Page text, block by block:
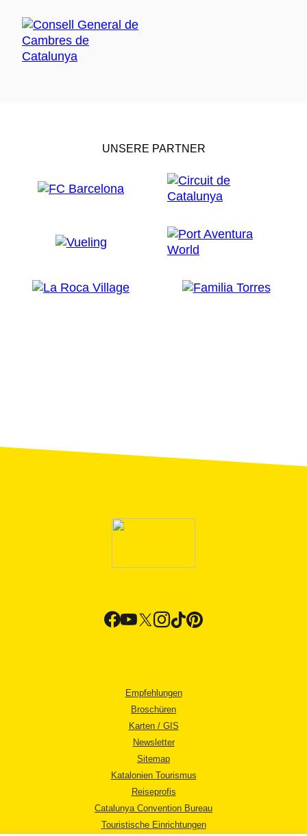
UNSERE PARTNER
Empfehlungen
Broschüren
Karten / GIS
Newsletter
Sitemap
Katalonien Tourismus
Reiseprofis
Catalunya Convention Bureau
Touristische Einrichtungen